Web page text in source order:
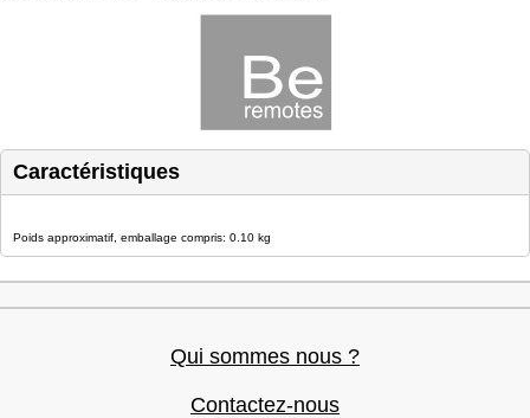
Caractéristiques
Poids approximatif, emballage compris: 0.10 kg
Qui sommes nous ?
Contactez-nous